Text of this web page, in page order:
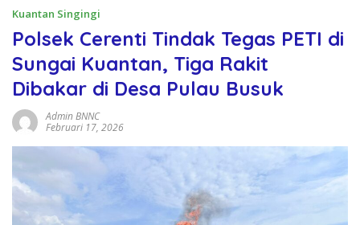
Kuantan Singingi
Polsek Cerenti Tindak Tegas PETI di
Sungai Kuantan, Tiga Rakit
Dibakar di Desa Pulau Busuk
Admin BNNC
Februari 17, 2026